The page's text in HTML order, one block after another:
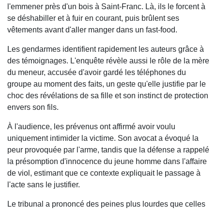
l'emmener près d'un bois à Saint-Franc. Là, ils le forcent à
se déshabiller et à fuir en courant, puis brûlent ses
vêtements avant d'aller manger dans un fast-food.
Les gendarmes identifient rapidement les auteurs grâce à
des témoignages. L'enquête révèle aussi le rôle de la mère
du meneur, accusée d'avoir gardé les téléphones du
groupe au moment des faits, un geste qu'elle justifie par le
choc des révélations de sa fille et son instinct de protection
envers son fils.
À l'audience, les prévenus ont affirmé avoir voulu
uniquement intimider la victime. Son avocat a évoqué la
peur provoquée par l'arme, tandis que la défense a rappelé
la présomption d'innocence du jeune homme dans l'affaire
de viol, estimant que ce contexte expliquait le passage à
l'acte sans le justifier.
Le tribunal a prononcé des peines plus lourdes que celles